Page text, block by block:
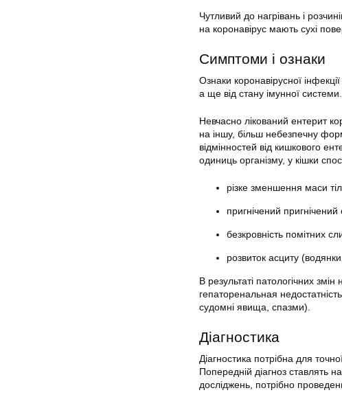
Чутливий до нагрівань і
на коронавірус мають сухі
Симптоми і ознаки
Ознаки коронавірусної
а ще від стану імунної
Невчасно лікований ентерит
на іншу, більш небезпечну
відмінностей від кишкового
одиниць організму, у кішки
різке зменшення маси
пригнічений
безкровність помітних
розвиток асциту
В результаті патологічних
гепаторенальная
судомні явища, спазми).
Діагностика
Діагностика потрібна для
Попередній діагноз ставлять
досліджень, потрібно